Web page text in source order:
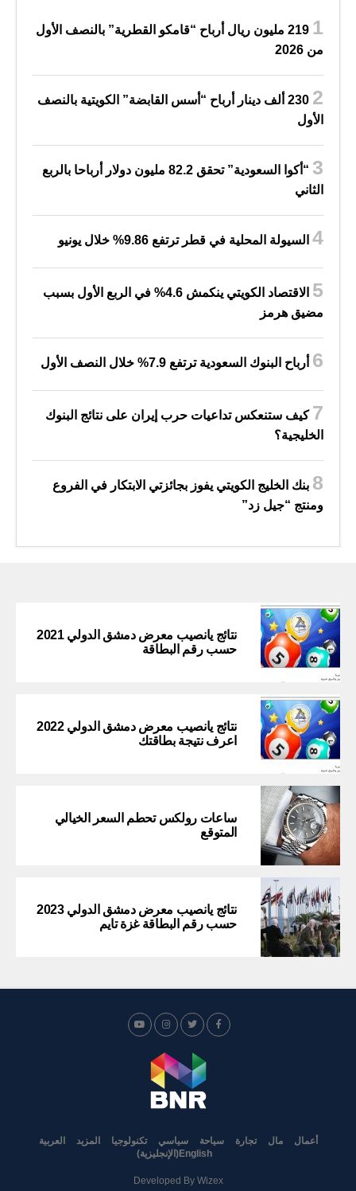
219 مليون ريال أرباح “قامكو القطرية” بالنصف الأول
من 2026
230 ألف دينار أرباح “أسس القابضة” الكويتية بالنصف
الأول
“أكوا السعودية” تحقق 82.2 مليون دولار أرباحا بالربع
الثاني
السيولة المحلية في قطر ترتفع 9.86% خلال يونيو
الاقتصاد الكويتي ينكمش 4.6% في الربع الأول بسبب
مضيق هرمز
أرباح البنوك السعودية ترتفع 7.9% خلال النصف الأول
كيف ستنعكس تداعيات حرب إيران على نتائج البنوك
الخليجية؟
بنك الخليج الكويتي يفوز بجائزتي الابتكار في الفروع
ومنتج “جيل زد”
نتائج يانصيب معرض دمشق الدولي 2021
حسب رقم البطاقة
نتائج يانصيب معرض دمشق الدولي 2022
اعرف نتيجة بطاقتك
ساعات رولكس تحطم السعر الخيالي
المتوقع
نتائج يانصيب معرض دمشق الدولي 2023
حسب رقم البطاقة غزة تايم
أعمال مال تجارة سياحة سياسي تكنولوجيا المزيد
العربية
English
( الإنجليزية)
Developed By Wizex